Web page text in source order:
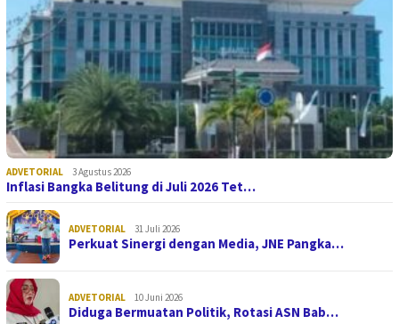
ADVETORIAL 3 Agustus 2026
Inflasi Bangka Belitung di Juli 2026 Tet…
ADVETORIAL 31 Juli 2026
Perkuat Sinergi dengan Media, JNE Pangka…
ADVETORIAL 10 Juni 2026
Diduga Bermuatan Politik, Rotasi ASN Bab…